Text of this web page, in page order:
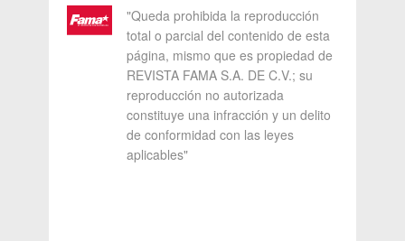
"Queda prohibida la reproducción
total o parcial del contenido de esta
página, mismo que es propiedad de
REVISTA FAMA S.A. DE C.V.; su
reproducción no autorizada
constituye una infracción y un delito
de conformidad con las leyes
aplicables"